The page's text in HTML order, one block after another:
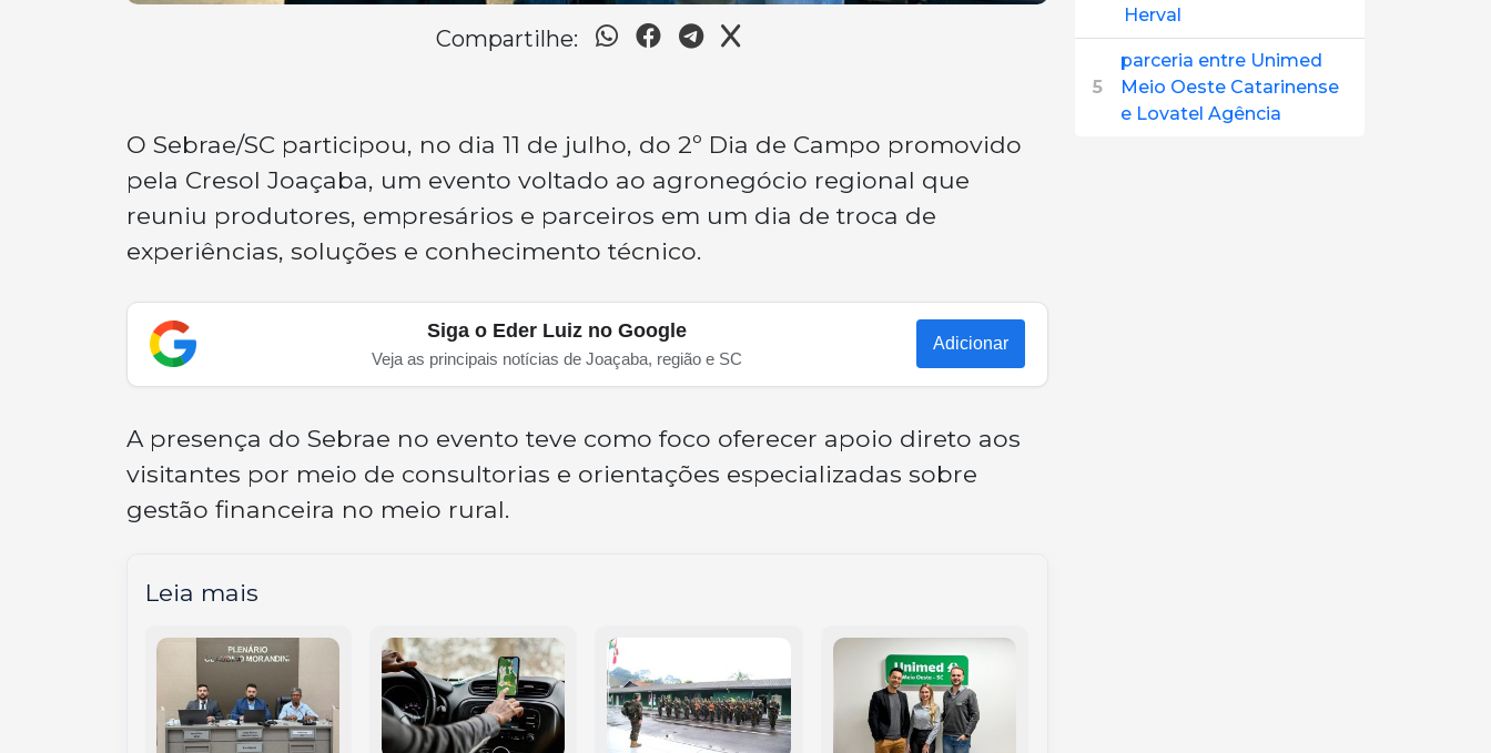
Compartilhe:
O Sebrae/SC participou, no dia 11 de julho, do 2º Dia de Campo promovido
pela Cresol Joaçaba, um evento voltado ao agronegócio regional que
reuniu produtores, empresários e parceiros em um dia de troca de
experiências, soluções e conhecimento técnico.
Siga o Eder Luiz no Google
Veja as principais notícias de Joaçaba, região e SC
Adicionar
A presença do Sebrae no evento teve como foco oferecer apoio direto aos
visitantes por meio de consultorias e orientações especializadas sobre
gestão financeira no meio rural.
Leia mais
Herval
5
parceria entre Unimed
Meio Oeste Catarinense
e Lovatel Agência